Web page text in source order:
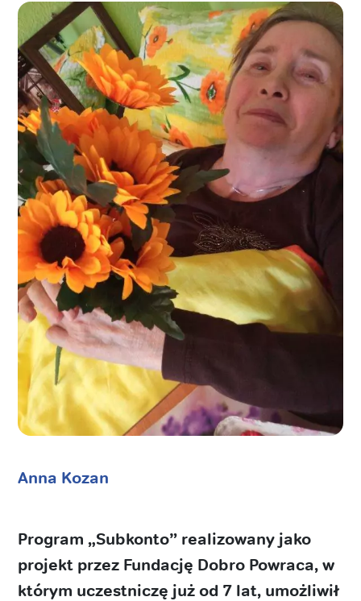
Anna Kozan
Program „Subkonto” realizowany jako
projekt przez Fundację Dobro Powraca, w
którym uczestniczę już od 7 lat, umożliwił